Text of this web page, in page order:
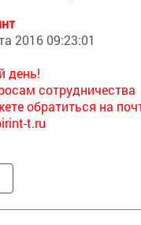
2016 09:23:01
день!
сотрудничества
обратиться на
t.ru